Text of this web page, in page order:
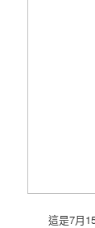
這是7月